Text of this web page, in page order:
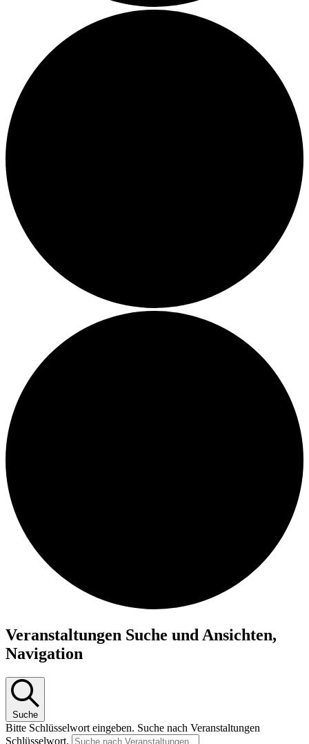
Veranstaltungen
Veranstaltungen Suche und Ansichten,
Navigation
Suche
Bitte Schlüsselwort eingeben. Suche nach Veranstaltungen
Schlüsselwort.